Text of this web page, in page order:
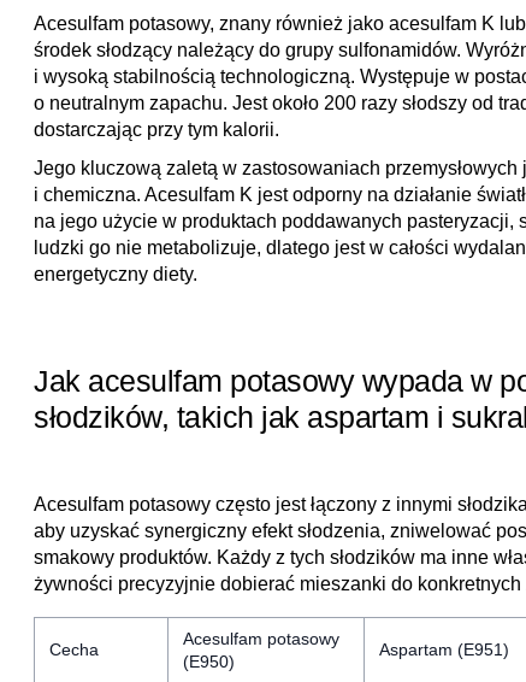
Acesulfam potasowy, znany również jako acesulfam K
środek słodzący należący do grupy sulfonamidów.
i wysoką stabilnością technologiczną. Występuje w
o neutralnym zapachu. Jest około 200 razy słodszy od
dostarczając przy tym kalorii.
Jego kluczową zaletą w zastosowaniach
i chemiczna. Acesulfam K jest odporny na działanie
na jego użycie w produktach poddawanych pasteryzacji,
ludzki go nie metabolizuje, dlatego jest w całości
energetyczny diety.
Jak acesulfam potasowy wypada w
słodzików, takich jak aspartam i
Acesulfam potasowy często jest łączony z innymi
aby uzyskać synergiczny efekt słodzenia, zniwelować
smakowy produktów. Każdy z tych słodzików ma inne
żywności precyzyjnie dobierać mieszanki do konkretnych
Cecha
Acesulfam potasowy
(E950)
Aspartam (E951)